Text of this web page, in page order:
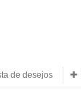
de desejos